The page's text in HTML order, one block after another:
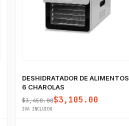
DESHIDRATADOR DE ALIMENTOS
6 CHAROLAS
$3,450.00$3,105.00
IVA INCLUIDO